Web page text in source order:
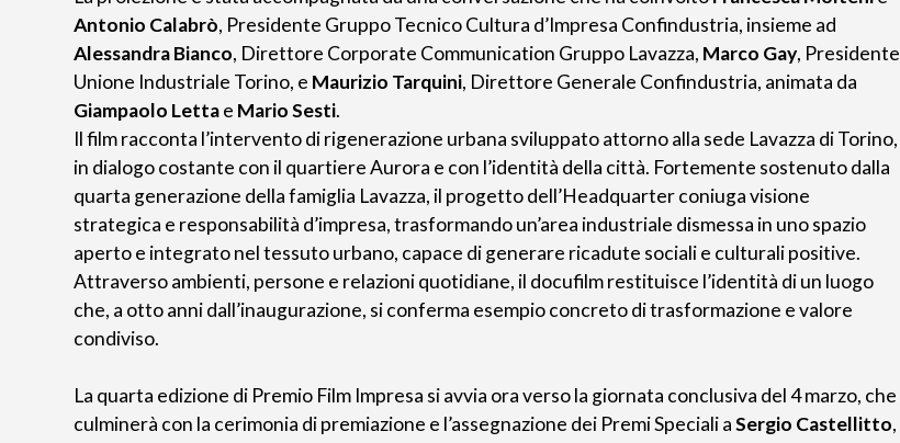
Antonio Calabrò, Presidente Gruppo Tecnico Cultura d’Impresa Confindustria, insieme ad
Alessandra Bianco, Direttore Corporate Communication Gruppo Lavazza, Marco Gay, Presidente
Unione Industriale Torino, e Maurizio Tarquini, Direttore Generale Confindustria, animata da
Giampaolo Lettae Mario Sesti.
Il film racconta l’intervento di rigenerazione urbana sviluppato attorno alla sede Lavazza di Torino,
in dialogo costante con il quartiere Aurora e con l’identità della città. Fortemente sostenuto dalla
quarta generazione della famiglia Lavazza, il progetto dell’Headquarter coniuga visione
strategica e responsabilità d’impresa, trasformando un’area industriale dismessa in uno spazio
aperto e integrato nel tessuto urbano, capace di generare ricadute sociali e culturali positive.
Attraverso ambienti, persone e relazioni quotidiane, il docufilm restituisce l’identità di un luogo
che, a otto anni dall’inaugurazione, si conferma esempio concreto di trasformazione e valore
condiviso.
La quarta edizione di Premio Film Impresa si avvia ora verso la giornata conclusiva del 4 marzo, che
culminerà con la cerimonia di premiazione e l’assegnazione dei Premi Speciali aSergio Castellitto,